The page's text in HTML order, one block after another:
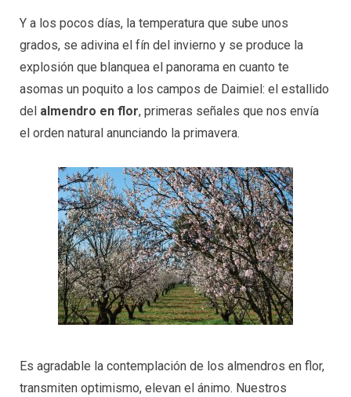
Y a los pocos días, la temperatura que sube unos
grados, se adivina el fín del invierno y se produce la
explosión que blanquea el panorama en cuanto te
asomas un poquito a los campos de Daimiel: el estallido
del almendro en flor, primeras señales que nos envía
el orden natural anunciando la primavera.
Es agradable la contemplación de los almendros en flor,
transmiten optimismo, elevan el ánimo. Nuestros